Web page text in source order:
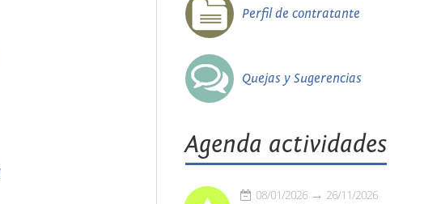
Perfil de contratante
Quejas y Sugerencias
Agenda actividades
08/01/2026 26/11/2026